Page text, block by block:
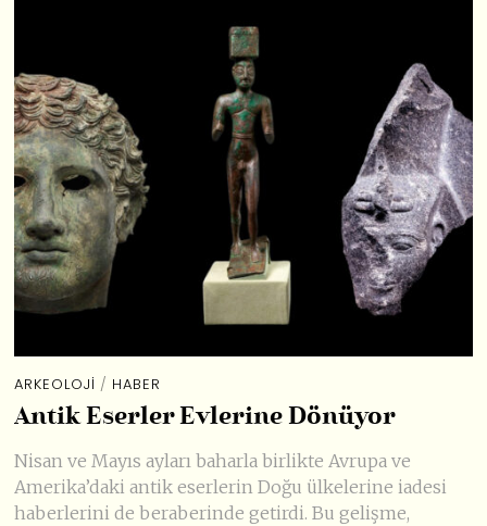
ARKEOLOJI / HABER
Antik Eserler Evlerine Dönüyor
Nisan ve Mayıs ayları baharla birlikte Avrupa ve
Amerika’daki antik eserlerin Doğu ülkelerine iadesi
haberlerini de beraberinde getirdi. Bu gelişme,